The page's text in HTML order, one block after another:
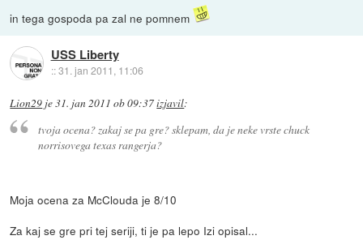
in tega gospoda pa zal ne pomnem
USS Liberty
::31. jan 2011, 11:06
Lion29 je31. jan 2011 ob 09:37izjavil:
tvoja ocena? zakaj se pa gre? sklepam, da je neke vrste chuck
norrisovega texas rangerja?
Moja ocena za McClouda je 8/10
Za kaj se gre pri tej seriji, ti je pa lepo Izi opisal...